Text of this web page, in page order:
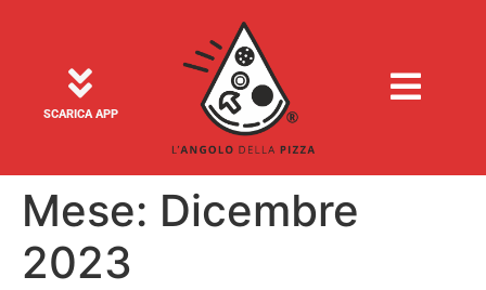
SCARICA APP
Mese: Dicembre
2023